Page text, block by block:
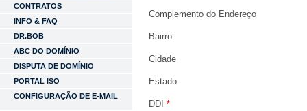
CONTRATOS
INFO & FAQ
DR.BOB
ABC DO DOMÍNIO
DISPUTA DE DOMÍNIO
PORTAL ISO
CONFIGURAÇÃO DE E-MAIL
Complemento do Endereço
Bairro
Cidade
Estado
DDI *